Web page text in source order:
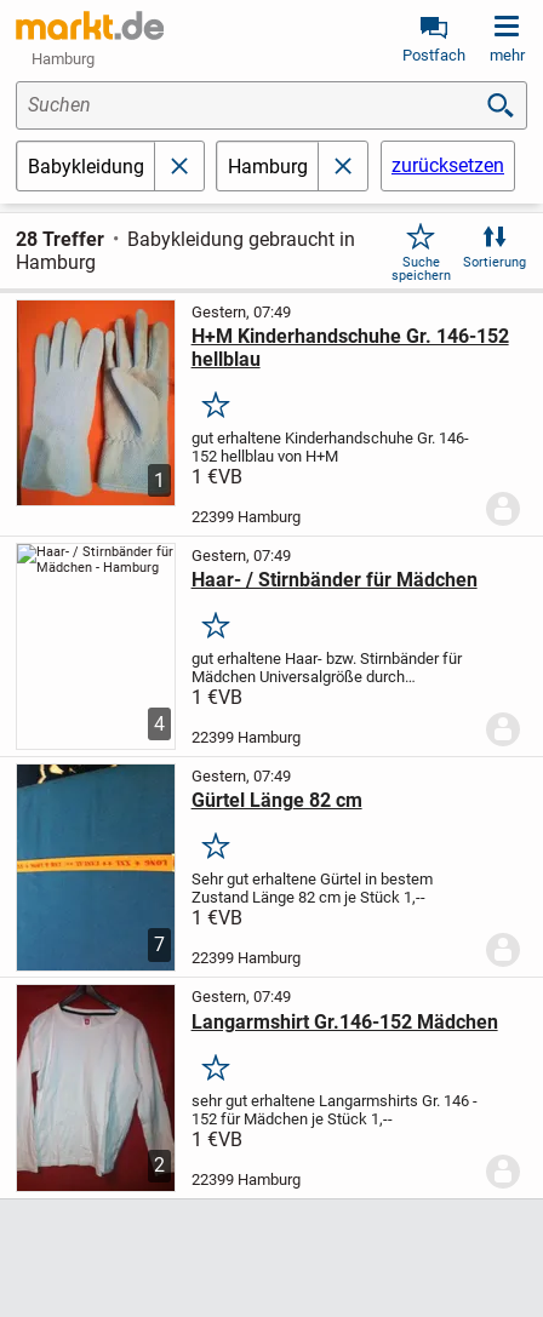
Hamburg Postfach mehr
Suchen
Babykleidung schließenHamburg schließenzurücksetzen
28 Treffer
Babykleidung gebraucht in
Hamburg
Suche
speichern
Sortierung
1
Gestern, 07:49
H+M Kinderhandschuhe Gr. 146-152
hellblau
Merken
gut erhalteneKinderhandschuheGr. 146-
152hellblauvon H+M
1 €VB
22399 Hamburg
4
Gestern, 07:49
Haar- / Stirnbänder für Mädchen
Merken
gut erhalteneHaar- bzw. Stirnbänderfür
MädchenUniversalgröße durch
Gummizug
1 €VB
22399 Hamburg
7
Gestern, 07:49
Gürtel Länge 82 cm
Merken
Sehr gut erhaltene Gürtel in bestem
Zustand Länge 82 cm je Stück 1,--
1 €VB
22399 Hamburg
2
Gestern, 07:49
Langarmshirt Gr.146-152 Mädchen
Merken
sehr gut erhaltene Langarmshirts Gr. 146 -
152 für Mädchen je Stück 1,--
1 €VB
22399 Hamburg